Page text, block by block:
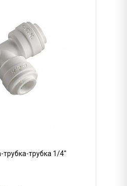
трубка-трубка 1/4"